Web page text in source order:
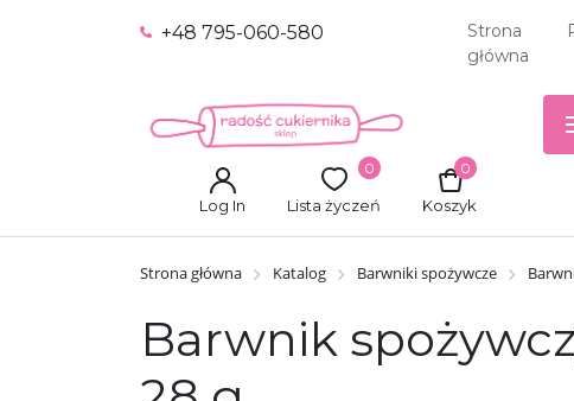
+48 795-060-580
Strona
główna
Log In Lista życzeń
0
Koszyk
0
Strona główna Katalog Barwniki spożywcze
Barwnik